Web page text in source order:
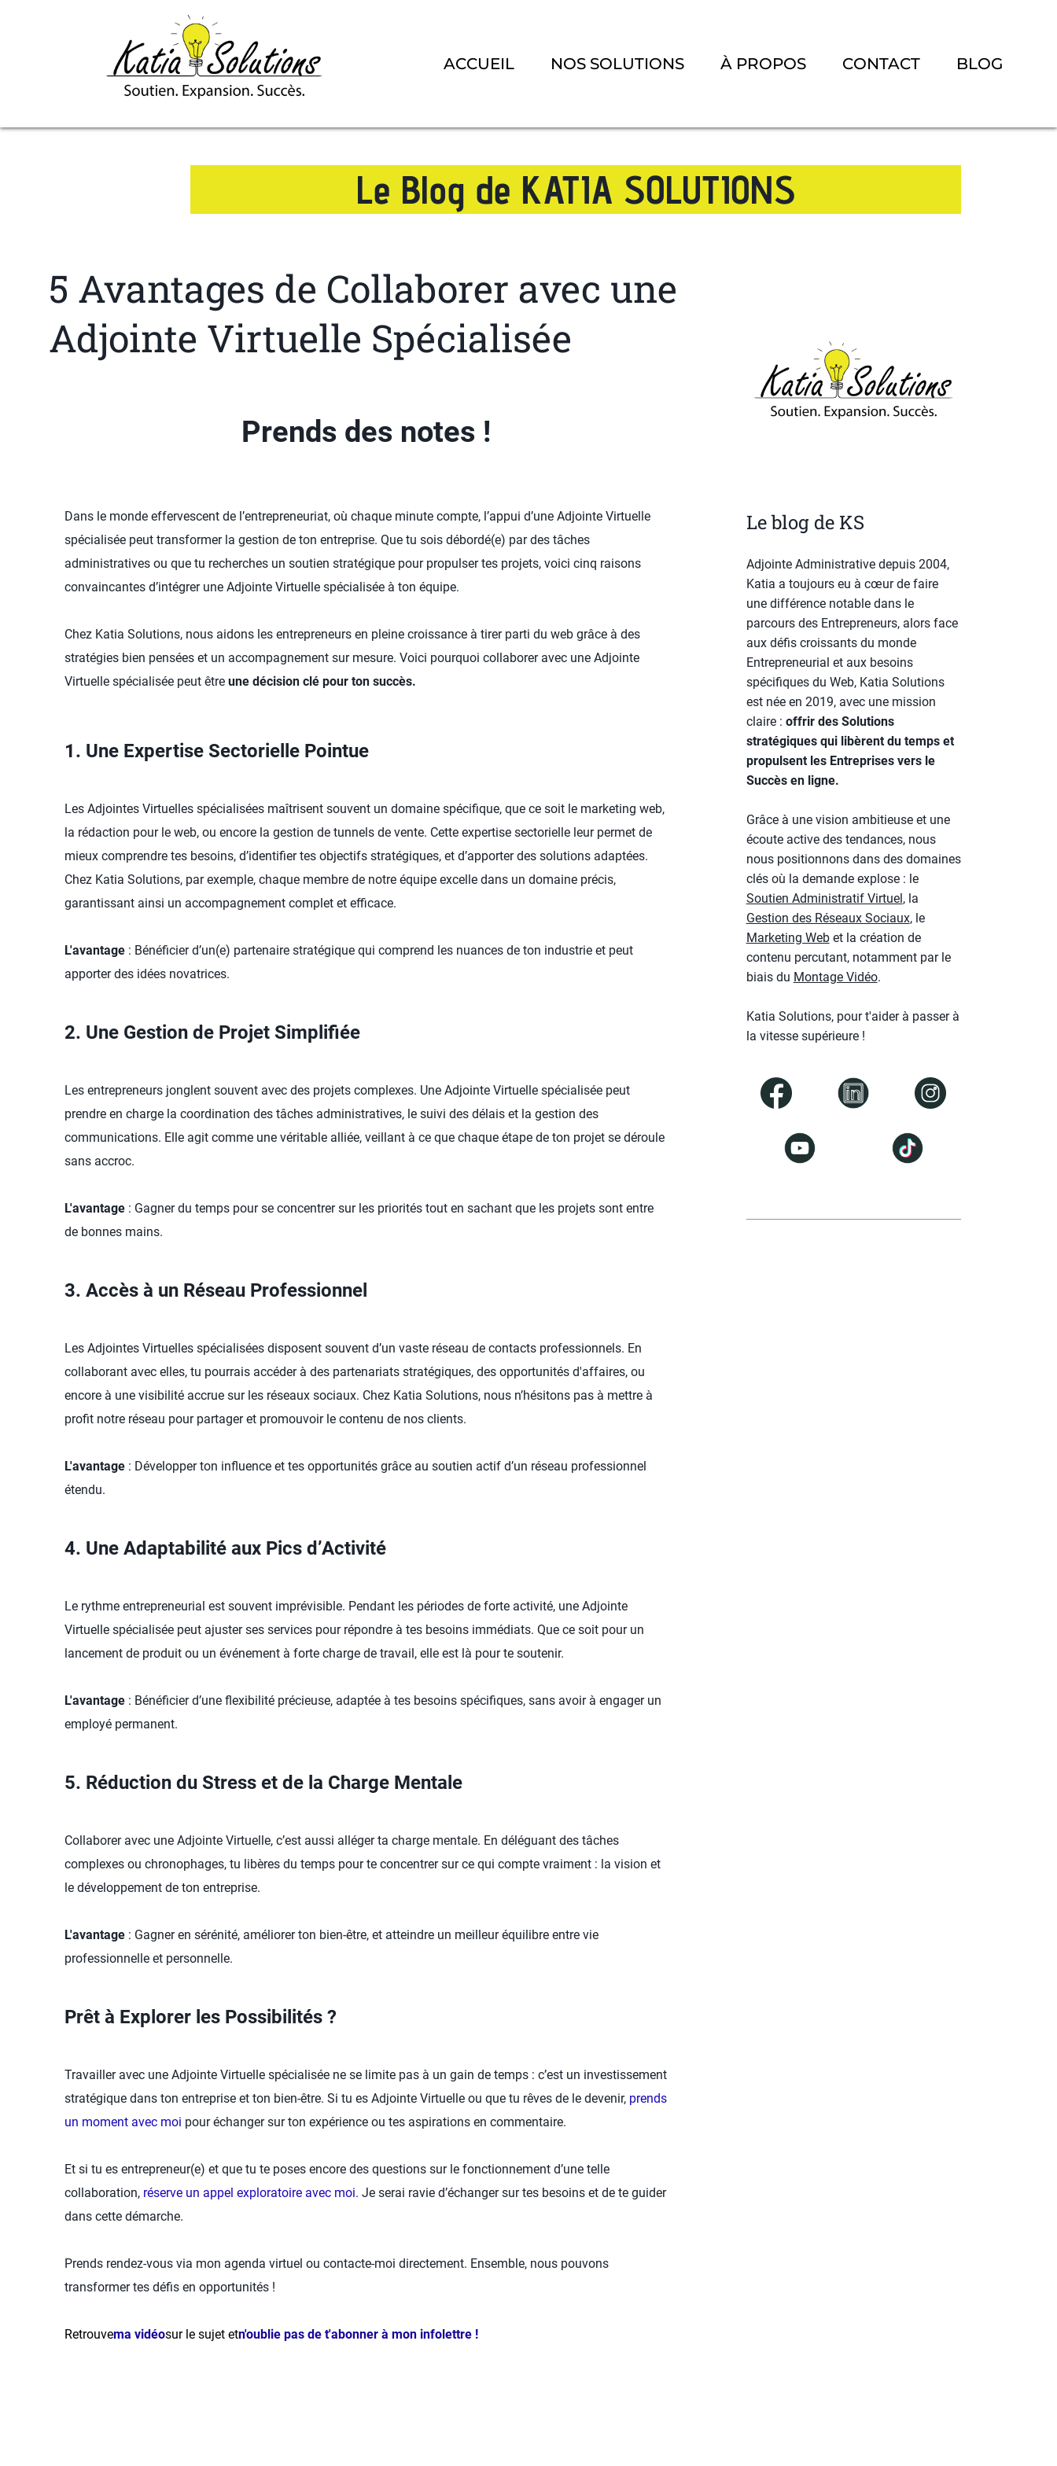
ACCUEIL NOS SOLUTIONS À PROPOS CONTACT BLOG
Le Blog de KATIA SOLUTIONS
5 Avantages de Collaborer avec une
Adjointe Virtuelle Spécialisée
Prends des notes !
Dans le monde effervescent de l’entrepreneuriat, où chaque minute compte, l’appui d’une Adjointe Virtuelle
spécialisée peut transformer la gestion de ton entreprise. Que tu sois débordé(e) par des tâches
administratives ou que tu recherches un soutien stratégique pour propulser tes projets, voici cinq raisons
convaincantes d’intégrer une Adjointe Virtuelle spécialisée à ton équipe.
Chez Katia Solutions, nous aidons les entrepreneurs en pleine croissance à tirer parti du web grâce à des
stratégies bien pensées et un accompagnement sur mesure. Voici pourquoi collaborer avec une Adjointe
Virtuelle spécialisée peut être une décision clé pour ton succès.
1. Une Expertise Sectorielle Pointue
Les Adjointes Virtuelles spécialisées maîtrisent souvent un domaine spécifique, que ce soit le marketing web,
la rédaction pour le web, ou encore la gestion de tunnels de vente. Cette expertise sectorielle leur permet de
mieux comprendre tes besoins, d’identifier tes objectifs stratégiques, et d’apporter des solutions adaptées.
Chez Katia Solutions, par exemple, chaque membre de notre équipe excelle dans un domaine précis,
garantissant ainsi un accompagnement complet et efficace.
L'avantage : Bénéficier d’un(e) partenaire stratégique qui comprend les nuances de ton industrie et peut
apporter des idées novatrices.
2. Une Gestion de Projet Simplifiée
Les entrepreneurs jonglent souvent avec des projets complexes. Une Adjointe Virtuelle spécialisée peut
prendre en charge la coordination des tâches administratives, le suivi des délais et la gestion des
communications. Elle agit comme une véritable alliée, veillant à ce que chaque étape de ton projet se déroule
sans accroc.
L'avantage : Gagner du temps pour se concentrer sur les priorités tout en sachant que les projets sont entre
de bonnes mains.
3. Accès à un Réseau Professionnel
Les Adjointes Virtuelles spécialisées disposent souvent d’un vaste réseau de contacts professionnels. En
collaborant avec elles, tu pourrais accéder à des partenariats stratégiques, des opportunités d'affaires, ou
encore à une visibilité accrue sur les réseaux sociaux. Chez Katia Solutions, nous n’hésitons pas à mettre à
profit notre réseau pour partager et promouvoir le contenu de nos clients.
L'avantage : Développer ton influence et tes opportunités grâce au soutien actif d’un réseau professionnel
étendu.
4. Une Adaptabilité aux Pics d’Activité
Le rythme entrepreneurial est souvent imprévisible. Pendant les périodes de forte activité, une Adjointe
Virtuelle spécialisée peut ajuster ses services pour répondre à tes besoins immédiats. Que ce soit pour un
lancement de produit ou un événement à forte charge de travail, elle est là pour te soutenir.
L'avantage : Bénéficier d’une flexibilité précieuse, adaptée à tes besoins spécifiques, sans avoir à engager un
employé permanent.
5. Réduction du Stress et de la Charge Mentale
Collaborer avec une Adjointe Virtuelle, c’est aussi alléger ta charge mentale. En déléguant des tâches
complexes ou chronophages, tu libères du temps pour te concentrer sur ce qui compte vraiment : la vision et
le développement de ton entreprise.
L'avantage : Gagner en sérénité, améliorer ton bien-être, et atteindre un meilleur équilibre entre vie
professionnelle et personnelle.
Prêt à Explorer les Possibilités ?
Travailler avec une Adjointe Virtuelle spécialisée ne se limite pas à un gain de temps : c’est un investissement
stratégique dans ton entreprise et ton bien-être. Si tu es Adjointe Virtuelle ou que tu rêves de le devenir, prends
un moment avec moi pour échanger sur ton expérience ou tes aspirations en commentaire.
Et si tu es entrepreneur(e) et que tu te poses encore des questions sur le fonctionnement d’une telle
collaboration, réserve un appel exploratoire avec moi. Je serai ravie d’échanger sur tes besoins et de te guider
dans cette démarche.
Prends rendez-vous via mon agenda virtuel ou contacte-moi directement. Ensemble, nous pouvons
transformer tes défis en opportunités !
Retrouvema vidéosur le sujet etn'oublie pas de t'abonner à mon infolettre !
Le blog de KS
Adjointe Administrative depuis 2004,
Katia a toujours eu à cœur de faire
une différence notable dans le
parcours des Entrepreneurs, alors face
aux défis croissants du monde
Entrepreneurial et aux besoins
spécifiques du Web, Katia Solutions
est née en 2019, avec une mission
claire : offrir des Solutions
stratégiques qui libèrent du temps et
propulsent les Entreprises vers le
Succès en ligne.
Grâce à une vision ambitieuse et une
écoute active des tendances, nous
nous positionnons dans des domaines
clés où la demande explose : le
Soutien Administratif Virtuel, la
Gestion des Réseaux Sociaux, le
Marketing Webet la création de
contenu percutant, notamment par le
biais du Montage Vidéo.
Katia Solutions, pour t'aider à passer à
la vitesse supérieure !